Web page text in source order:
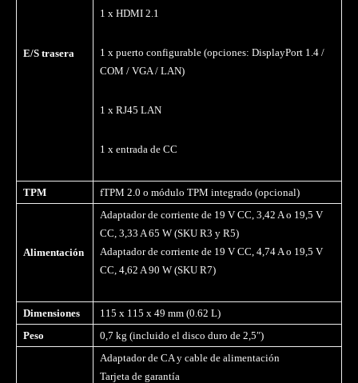
E/S trasera
1 x HDMI 2.1
1 x puerto configurable (opciones: DisplayPort 1.4 /
COM / VGA / LAN)
1 x RJ45 LAN
1 x entrada de CC
TPM fTPM 2.0 o módulo TPM integrado (opcional)
Alimentación
Adaptador de corriente de 19 V CC, 3,42 A o 19,5 V
CC, 3,33 A 65 W (SKU R3 y R5)
Adaptador de corriente de 19 V CC, 4,74 A o 19,5 V
CC, 4,62 A 90 W (SKU R7)
Dimensiones
115 x 115 x 49 mm (0.62 L)
Peso
0,7 kg (incluido el disco duro de 2,5″)
Adaptador de CA y cable de alimentación
Tarjeta de garantía